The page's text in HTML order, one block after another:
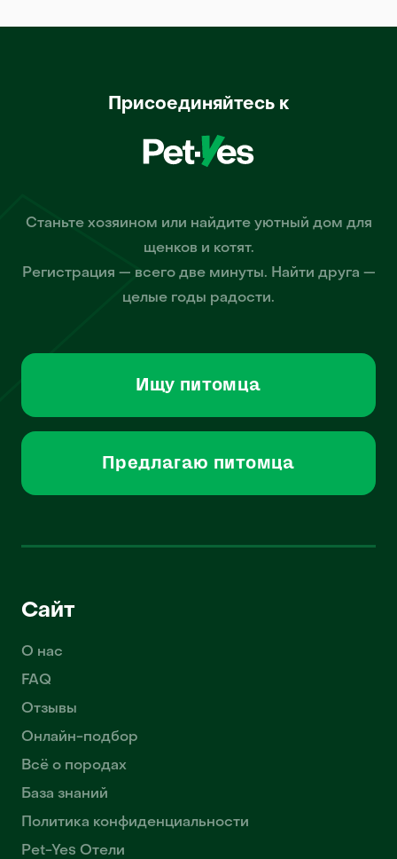
Присоединяйтесь к
Станьте хозяином или найдите уютный дом для
щенков и котят.
Регистрация — всего две минуты. Найти друга —
целые годы радости.
Ищу питомца
Предлагаю питомца
Сайт
О нас
FAQ
Отзывы
Онлайн-подбор
Всё о породах
База знаний
Политика конфиденциальности
Pet-Yes Отели